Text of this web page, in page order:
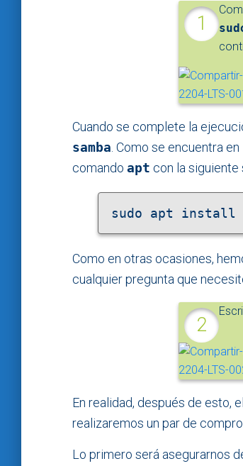
Cuando se complete la
samba . Como se encuentra
comando apt con la siguiente
sudo apt install
Como en otras ocasiones,
cualquier pregunta que
En realidad, después de esto,
realizaremos un par de
Lo primero será asegurarnos